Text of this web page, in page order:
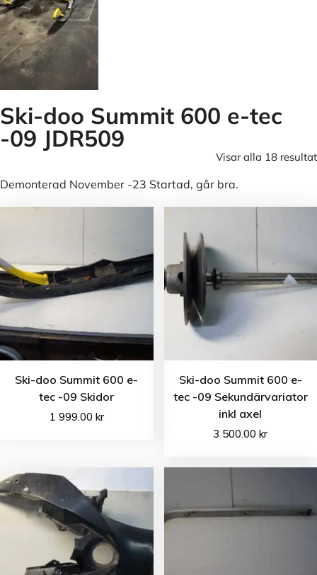
Ski-doo Summit 600 e-tec
-09 JDR509
Visar alla 18 resultat
Demonterad November -23 Startad, går bra.
Ski-doo Summit 600 e-
tec -09 Skidor
1 999.00 kr
Ski-doo Summit 600 e-
tec -09 Sekundärvariator
inkl axel
3 500.00kr